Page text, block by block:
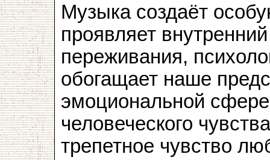
Музыка создаёт
проявляет
переживания,
обогащает наше
эмоциональной
человеческого
трепетное чувство